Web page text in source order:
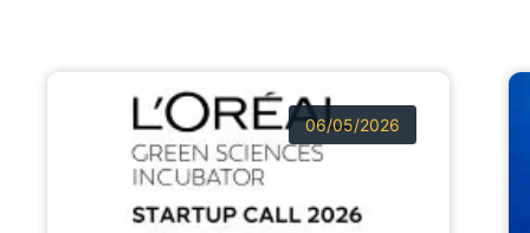
06/05/2026